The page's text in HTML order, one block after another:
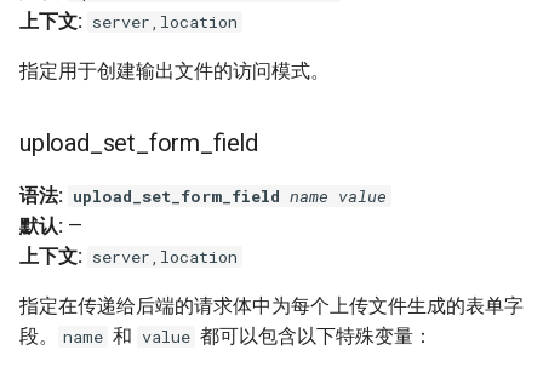
nettle
newrelic
nsq
ntlm
openidc
openssl
上下文: server,location
指定用于创建输出文件的访问模式。
upload_set_form_field
语法: upload_set_form_field name value
默认: —
上下文: server,location
指定在传递给后端的请求体中为每个上传文件生成的表单字
段。
name 和 value 都可以包含以下特殊变量：